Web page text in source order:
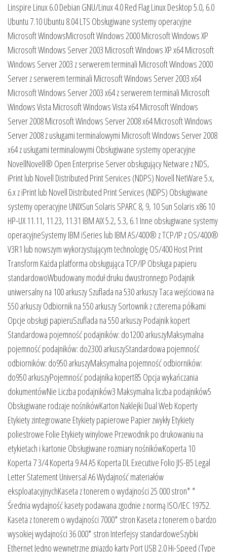
Linspire Linux 6.0 Debian GNU/Linux 4.0 Red Flag Linux Desktop 5.0, 6.0
Ubuntu 7.10 Ubuntu 8.04 LTS Obsługiwane systemy operacyjne
Microsoft WindowsMicrosoft Windows 2000 Microsoft Windows XP
Microsoft Windows Server 2003 Microsoft Windows XP x64 Microsoft
Windows Server 2003 z serwerem terminali Microsoft Windows 2000
Server z serwerem terminali Microsoft Windows Server 2003 x64
Microsoft Windows Server 2003 x64 z serwerem terminali Microsoft
Windows Vista Microsoft Windows Vista x64 Microsoft Windows
Server 2008 Microsoft Windows Server 2008 x64 Microsoft Windows
Server 2008 z usługami terminalowymi Microsoft Windows Server 2008
x64 z usługami terminalowymi Obsługiwane systemy operacyjne
NovellNovell® Open Enterprise Server obsługujący Netware z NDS,
iPrint lub Novell Distributed Print Services (NDPS) Novell NetWare 5.x,
6.x z iPrint lub Novell Distributed Print Services (NDPS) Obsługiwane
systemy operacyjne UNIXSun Solaris SPARC 8, 9, 10 Sun Solaris x86 10
HP-UX 11.11, 11.23, 11.31 IBM AIX 5.2, 5.3, 6.1 Inne obsługiwane systemy
operacyjneSystemy IBM iSeries lub IBM AS/400® z TCP/IP z OS/400®
V3R1 lub nowszym wykorzystującym technologię OS/400 Host Print
Transform Każda platforma obsługująca TCP/IP Obsługa papieru
standardowoWbudowany moduł druku dwustronnego Podajnik
uniwersalny na 100 arkuszy Szuflada na 530 arkuszy Taca wejściowa na
550 arkuszy Odbiornik na 550 arkuszy Sortownik z czterema półkami
Opcje obsługi papieruSzuflada na 550 arkuszy Podajnik kopert
Standardowa pojemność podajników: do1200 arkuszyMaksymalna
pojemność podajników: do2300 arkuszyStandardowa pojemność
odbiorników: do950 arkuszyMaksymalna pojemność odbiorników:
do950 arkuszyPojemność podajnika kopert85 Opcja wykańczania
dokumentówNie Liczba podajników3 Maksymalna liczba podajników5
Obsługiwane rodzaje nośnikówKarton Naklejki Dual Web Koperty
Etykiety zintegrowane Etykiety papierowe Papier zwykły Etykiety
poliestrowe Folie Etykiety winylowe Przewodnik po drukowaniu na
etykietach i kartonie Obsługiwane rozmiary nośnikówKoperta 10
Koperta 7 3/4 Koperta 9 A4 A5 Koperta DL Executive Folio JIS-B5 Legal
Letter Statement Universal A6 Wydajność materiałów
eksploatacyjnychKaseta z tonerem o wydajności 25 000 stron* *
Średnia wydajność kasety podawana zgodnie z normą ISO/IEC 19752.
Kaseta z tonerem o wydajności 7000* stron Kaseta z tonerem o bardzo
wysokiej wydajności 36 000* stron Interfejsy standardoweSzybki
Ethernet Jedno wewnętrzne gniazdo karty Port USB 2.0 Hi-Speed (Type